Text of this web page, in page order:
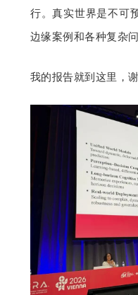
行。真实世界是不可
边缘案例和各种复杂问
我的报告就到这里，谢